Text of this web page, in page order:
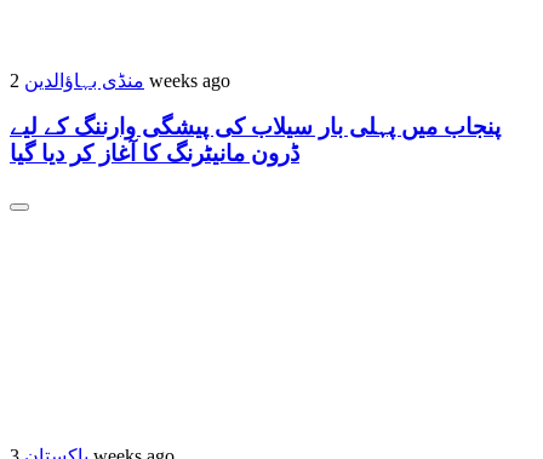
منڈی بہاؤالدین 2 weeks ago
پنجاب میں پہلی بار سیلاب کی پیشگی وارننگ کے لیے
ڈرون مانیٹرنگ کا آغاز کر دیا گیا